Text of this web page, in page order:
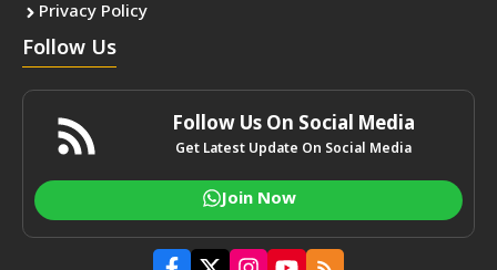
Privacy Policy
Follow Us
Follow Us On Social Media
Get Latest Update On Social Media
Join Now